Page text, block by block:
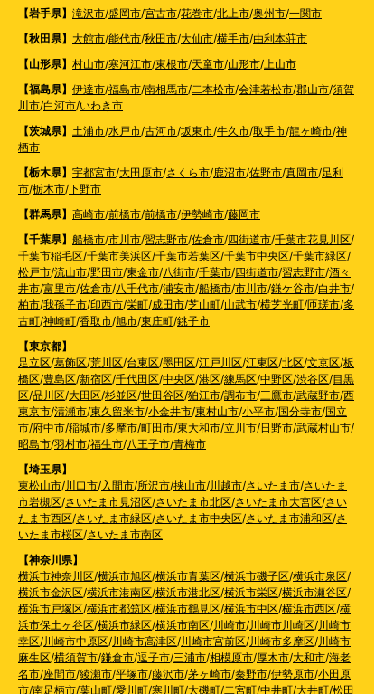
【岩手県】 滝沢市/盛岡市/宮古市/花巻市/北上市/奥州市/一関市
【秋田県】 大館市/能代市/秋田市/大仙市/横手市/由利本荘市
【山形県】 村山市/寒河江市/東根市/天童市/山形市/上山市
【福島県】 伊達市/福島市/南相馬市/二本松市/会津若松市/郡山市/須賀
川市/白河市/いわき市
【茨城県】 土浦市/水戸市/古河市/坂東市/牛久市/取手市/龍ヶ崎市/神
栖市
【栃木県】 宇都宮市/大田原市/さくら市/鹿沼市/佐野市/真岡市/足利
市/栃木市/下野市
【群馬県】 高崎市/前橋市/前橋市/伊勢崎市/藤岡市
【千葉県】 船橋市/市川市/習志野市/佐倉市/四街道市/千葉市花見川区/
千葉市稲毛区/千葉市美浜区/千葉市若葉区/千葉市中央区/千葉市緑区/
松戸市/流山市/野田市/東金市/八街市/千葉市/四街道市/習志野市/酒々
井市/富里市/佐倉市/八千代市/浦安市/船橋市/市川市/鎌ケ谷市/白井市/
柏市/我孫子市/印西市/栄町/成田市/芝山町/山武市/横芝光町/匝瑳市/多
古町/神崎町/香取市/旭市/東庄町/銚子市
【東京都】
足立区/葛飾区/荒川区/台東区/墨田区/江戸川区/江東区/北区/文京区/板
橋区/豊島区/新宿区/千代田区/中央区/港区/練馬区/中野区/渋谷区/目黒
区/品川区/大田区/杉並区/世田谷区/狛江市/調布市/三鷹市/武蔵野市/西
東京市/清瀬市/東久留米市/小金井市/東村山市/小平市/国分寺市/国立
市/府中市/稲城市/多摩市/町田市/東大和市/立川市/日野市/武蔵村山市/
昭島市/羽村市/福生市/八王子市/青梅市
【埼玉県】
東松山市/川口市/入間市/所沢市/挟山市/川越市/さいたま市/さいたま
市岩槻区/さいたま市見沼区/さいたま市北区/さいたま市大宮区/さい
たま市西区/さいたま市緑区/さいたま市中央区/さいたま市浦和区/さ
いたま市桜区/さいたま市南区
【神奈川県】
横浜市神奈川区/横浜市旭区/横浜市青葉区/横浜市磯子区/横浜市泉区/
横浜市金沢区/横浜市港南区/横浜市港北区/横浜市栄区/横浜市瀬谷区/
横浜市戸塚区/横浜市都筑区/横浜市鶴見区/横浜市中区/横浜市西区/横
浜市保土ヶ谷区/横浜市緑区/横浜市南区/川崎市/川崎市川崎区/川崎市
幸区/川崎市中原区/川崎市高津区/川崎市宮前区/川崎市多摩区/川崎市
麻生区/横須賀市/鎌倉市/逗子市/三浦市/相模原市/厚木市/大和市/海老
名市/座間市/綾瀬市/平塚市/藤沢市/茅ヶ崎市/秦野市/伊勢原市/小田原
市/南足柄市/葉山町/愛川町/寒川町/大磯町/二宮町/中井町/大井町/松田